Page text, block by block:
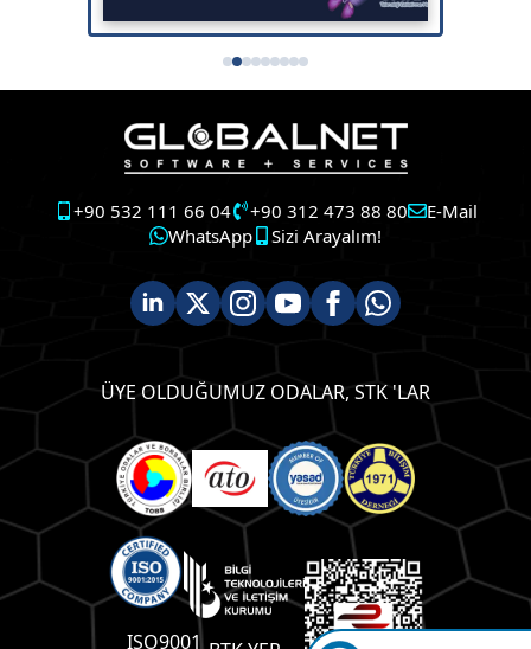
+90 532 111 66 04 +90 312 473 88 80
E-Mail
WhatsApp
Sizi Arayalım!
ÜYE OLDUĞUMUZ ODALAR, STK 'LAR
ISO9001